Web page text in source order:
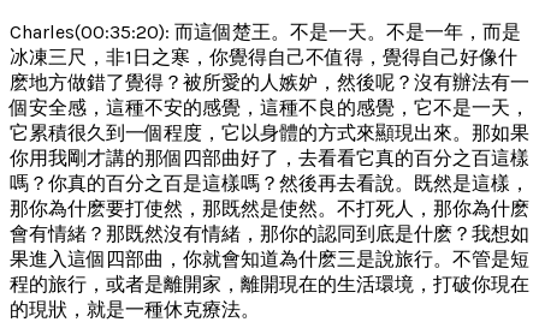
Charles(00:35:20): 而這個楚王。不是一天。不是一年，而是
冰凍三尺，非1日之寒，你覺得自己不值得，覺得自己好像什
麽地方做錯了覺得？被所愛的人嫉妒，然後呢？沒有辦法有一
個安全感，這種不安的感覺，這種不良的感覺，它不是一天，
它累積很久到一個程度，它以身體的方式來顯現出來。那如果
你用我剛才講的那個四部曲好了，去看看它真的百分之百這樣
嗎？你真的百分之百是這樣嗎？然後再去看說。既然是這樣，
那你為什麽要打使然，那既然是使然。不打死人，那你為什麽
會有情緒？那既然沒有情緒，那你的認同到底是什麽？我想如
果進入這個四部曲，你就會知道為什麽三是說旅行。不管是短
程的旅行，或者是離開家，離開現在的生活環境，打破你現在
的現狀，就是一種休克療法。